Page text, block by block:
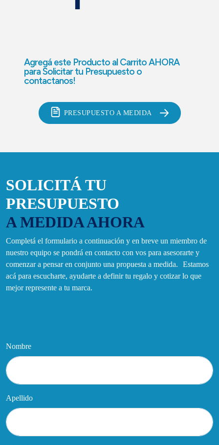
Agregá este Producto al Carrito AHORA
paraSolicitar tu Presupuesto o
contactanos!
PRESUPUESTO A MEDIDA
SOLICITÁ TU
PRESUPUESTO
A MEDIDA AHORA
Completá el formulario a continuación y en breve un miembro de
nuestro equipo se pondrá en contacto con vos para asesorarte y
comenzar a pensar en conjunto una propuesta a medida. Estamos
acá para escucharte, ayudarte a definir tu regalo y cotizar lo que
mejor represente a tu marca.
Nombre
Apellido